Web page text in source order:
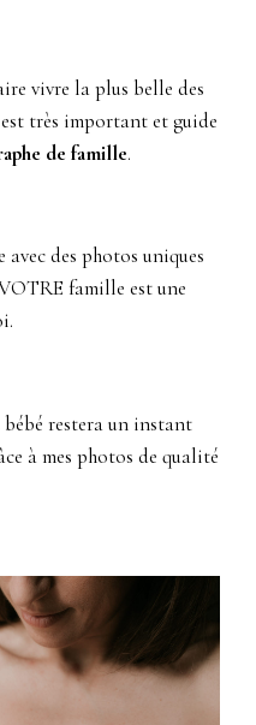
vivre la plus belle des
très important et guide
de famille.
des photos uniques
famille est une
bébé restera un instant
à mes photos de qualité